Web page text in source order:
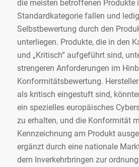
die meisten betroffenen Produkte
Standardkategorie fallen und
Selbstbewertung durch den
unterliegen. Produkte, die in den
und „Kritisch“ aufgeführt sind,
strengeren Anforderungen im
Konformitätsbewertung.
als kritisch eingestuft sind,
ein spezielles europäisches
zu erhalten, und die Konformität
Kennzeichnung am Produkt
ergänzt durch eine nationale
dem Inverkehrbringen zur